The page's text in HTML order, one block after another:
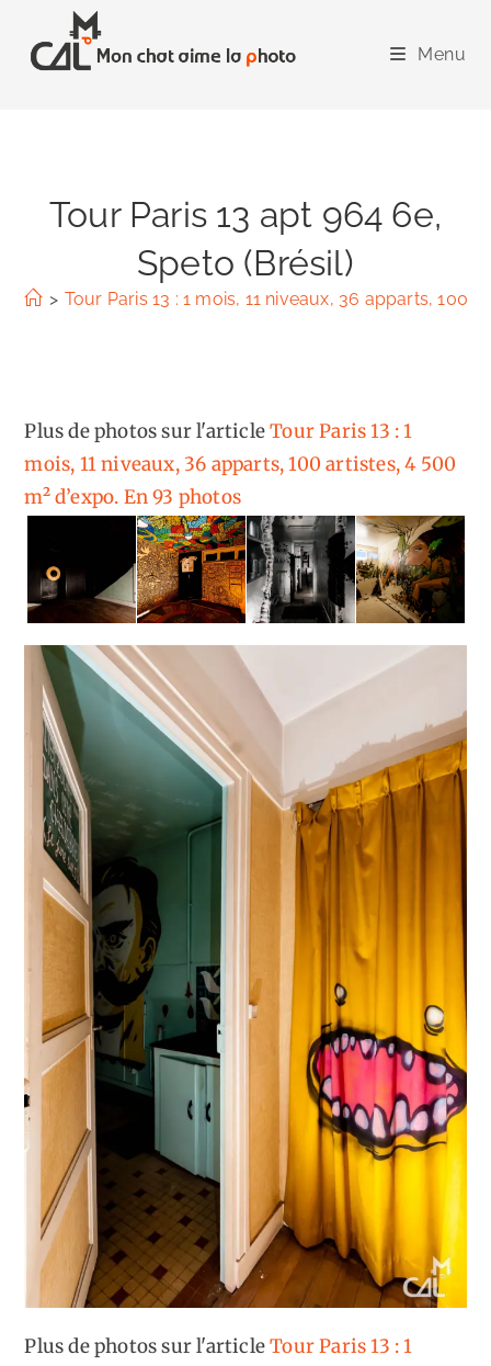
content
Menu
Tour Paris 13 apt 964 6e,
Speto (Brésil)
> Tour Paris 13 : 1 mois, 11 niveaux, 36 apparts, 100
Plus de photos sur l'articleTour Paris 13 : 1
mois, 11 niveaux, 36 apparts, 100 artistes, 4 500
m² d’expo. En 93 photos
Plus de photos sur l'articleTour Paris 13 : 1